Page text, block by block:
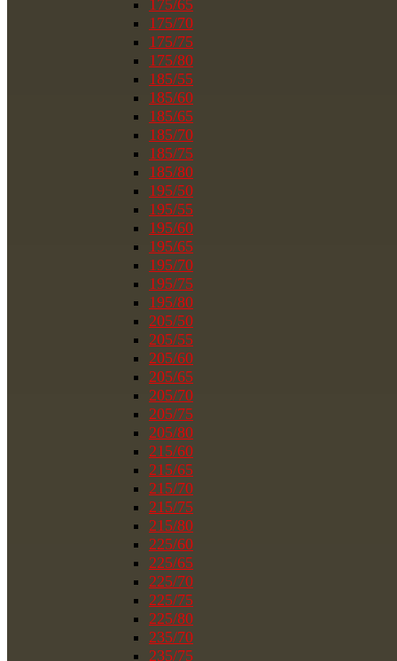
175/65
175/70
175/75
175/80
185/55
185/60
185/65
185/70
185/75
185/80
195/50
195/55
195/60
195/65
195/70
195/75
195/80
205/50
205/55
205/60
205/65
205/70
205/75
205/80
215/60
215/65
215/70
215/75
215/80
225/60
225/65
225/70
225/75
225/80
235/70
235/75